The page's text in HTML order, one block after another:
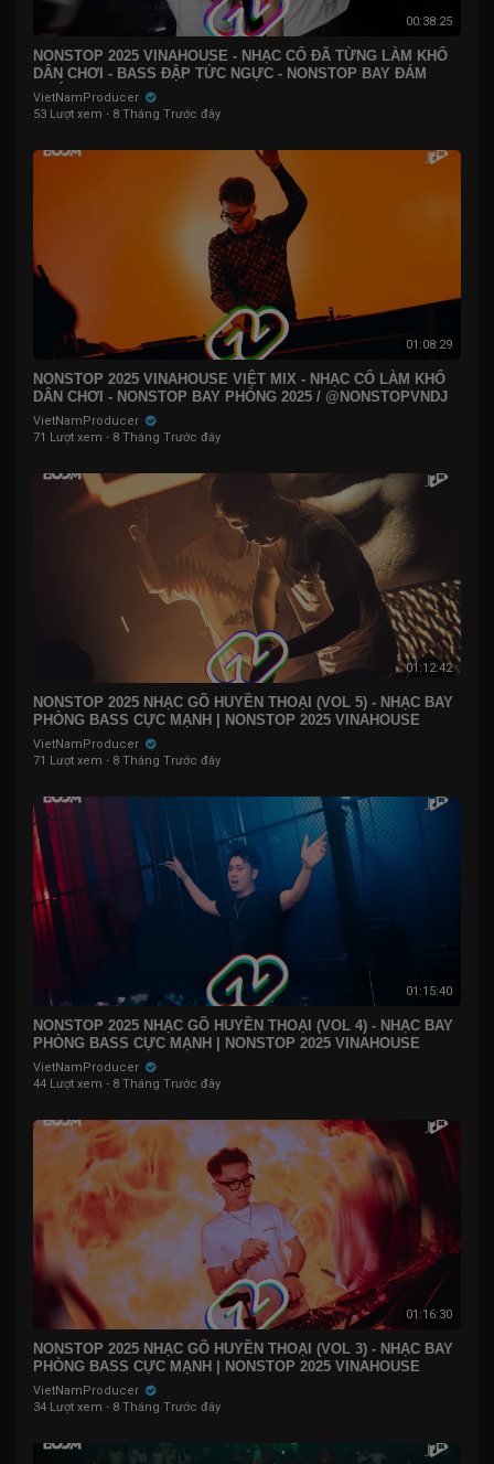
00:38:25
NONSTOP 2025 VINAHOUSE - NHẠC CỔ ĐÃ TỪNG LÀM KHỔ
DÂN CHƠI - BASS ĐẬP TỨC NGỰC - NONSTOP BAY ĐÁM
CƯỚI
VietNamProducer
53 Lượt xem · 8 Tháng Trước đây
01:08:29
NONSTOP 2025 VINAHOUSE VIỆT MIX - NHẠC CỔ LÀM KHỔ
DÂN CHƠI - NONSTOP BAY PHÒNG 2025 / @NONSTOPVNDJ
VietNamProducer
71 Lượt xem · 8 Tháng Trước đây
01:12:42
NONSTOP 2025 NHẠC GÕ HUYỀN THOẠI (VOL 5) - NHẠC BAY
PHÒNG BASS CỰC MẠNH | NONSTOP 2025 VINAHOUSE
VietNamProducer
71 Lượt xem · 8 Tháng Trước đây
01:15:40
NONSTOP 2025 NHẠC GÕ HUYỀN THOẠI (VOL 4) - NHẠC BAY
PHÒNG BASS CỰC MẠNH | NONSTOP 2025 VINAHOUSE
VietNamProducer
44 Lượt xem · 8 Tháng Trước đây
01:16:30
NONSTOP 2025 NHẠC GÕ HUYỀN THOẠI (VOL 3) - NHẠC BAY
PHÒNG BASS CỰC MẠNH | NONSTOP 2025 VINAHOUSE
VietNamProducer
34 Lượt xem · 8 Tháng Trước đây